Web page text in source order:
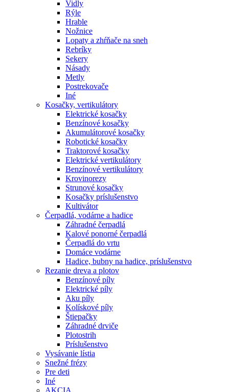
Vidly
Rýle
Hrable
Nožnice
Lopaty a zhŕňače na sneh
Rebríky
Sekery
Násady
Metly
Postrekovače
Iné
Kosačky, vertikulátory
Elektrické kosačky
Benzínové kosačky
Akumulátorové kosačky
Robotické kosačky
Traktorové kosačky
Elektrické vertikulátory
Benzínové vertikulátory
Krovinorezy
Strunové kosačky
Kosačky príslušenstvo
Kultivátor
Čerpadlá, vodárne a hadice
Záhradné čerpadlá
Kalové ponorné čerpadlá
Čerpadlá do vrtu
Domáce vodárne
Hadice, bubny na hadice, príslušenstvo
Rezanie dreva a plotov
Benzínové píly
Elektrické píly
Aku píly
Kolískové píly
Štiepačky
Záhradné drviče
Plotostrih
Príslušenstvo
Vysávanie lístia
Snežné frézy
Pre deti
Iné
AKCIA